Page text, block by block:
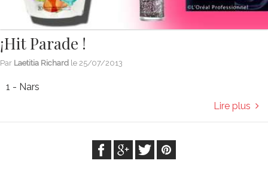
¡Hit Parade !
Par Laetitia Richard le 25/07/2013
1 - Nars
Lire plus